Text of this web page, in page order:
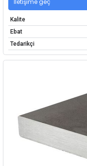
Kalite
Ebat
Tedarikçi